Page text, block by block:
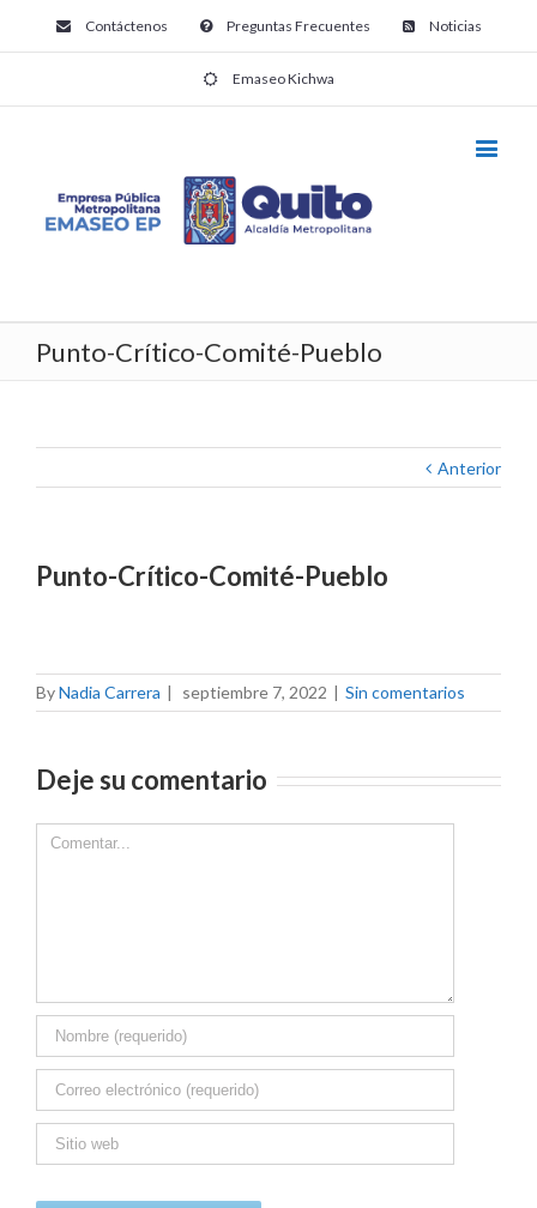
Contáctenos Preguntas Frecuentes Noticias
Emaseo Kichwa
Punto-Crítico-Comité-Pueblo
Anterior
Punto-Crítico-Comité-Pueblo
ByNadia Carrera | septiembre 7, 2022 | Sin comentarios
Deje su comentario
Comment